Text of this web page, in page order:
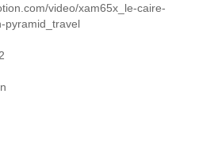
video/xam65x_le-caire-
pyramid_travel